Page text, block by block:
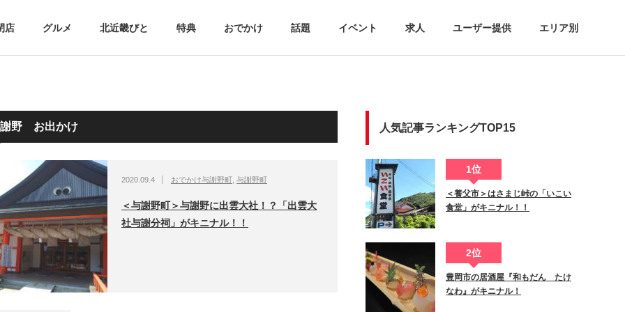
店 グルメ 北近畿びと 特典 おでかけ 話題 イベント 求人 ユーザー提供 エリア別
野 お出かけ
2020.09.4 おでかけ与謝野町 与謝野町
＜与謝野町＞与謝野に出雲大社！？「出雲大
社与謝分祠」がキニナル！！
人気記事ランキングTOP15
1位
＜養父市＞はさまじ峠の「いこい
食堂」がキニナル！！
2位
豊岡市の居酒屋『和もだん たけ
なわ』がキニナル！